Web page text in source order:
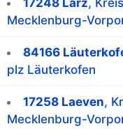
17248 Lärz,
Mecklenburg-
84166
plz Läuterkofen
17258 Laeven,
Mecklenburg-